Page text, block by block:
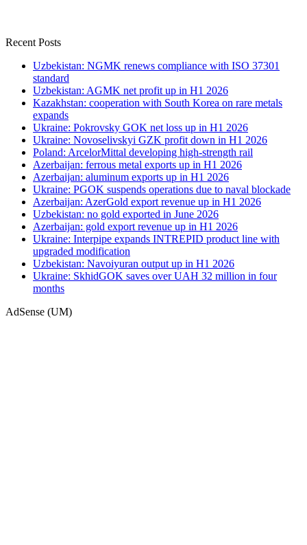
Recent Posts
Uzbekistan: NGMK renews compliance with ISO 37301
standard
Uzbekistan: AGMK net profit up in H1 2026
Kazakhstan: cooperation with South Korea on rare metals
expands
Ukraine: Pokrovsky GOK net loss up in H1 2026
Ukraine: Novoselivskyi GZK profit down in H1 2026
Poland: ArcelorMittal developing high-strength rail
Azerbaijan: ferrous metal exports up in H1 2026
Azerbaijan: aluminum exports up in H1 2026
Ukraine: PGOK suspends operations due to naval blockade
Azerbaijan: AzerGold export revenue up in H1 2026
Uzbekistan: no gold exported in June 2026
Azerbaijan: gold export revenue up in H1 2026
Ukraine: Interpipe expands INTREPID product line with
upgraded modification
Uzbekistan: Navoiyuran output up in H1 2026
Ukraine: SkhidGOK saves over UAH 32 million in four
months
AdSense (UM)